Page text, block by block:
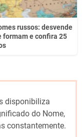
russos: desvende
formam e confira 25
disponibiliza
do Nome,
constantemente.